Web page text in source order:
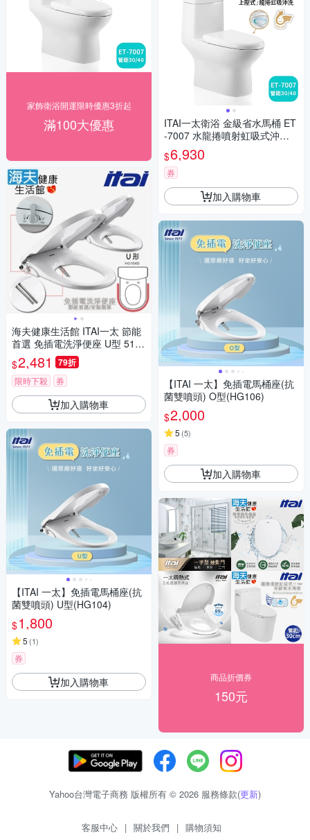
家飾衛浴開運限時優惠3折起
滿100大優惠
海夫健康生活館 ITAI一太 節能
首選 免插電洗淨便座 U型 51.3
x38x9.8cm_HG104D
$2,481 79折
限時下殺 券
加入購物車
【ITAI 一太】免插電馬桶座(抗
菌雙噴頭) U型(HG104)
$1,800
5 (1)
券
加入購物車
ITAI一太衛浴 金級省水馬桶 ET
-7007 水龍捲噴射虹吸式沖水
(管距30/40)
$6,930
券
加入購物車
【ITAI 一太】免插電馬桶座(抗
菌雙噴頭) O型(HG106)
$2,000
5 (5)
券
加入購物車
商品折價券
150元
Yahoo台灣電子商務 版權所有 © 2026 服務條款(更新)
客服中心 | 關於我們 | 購物須知